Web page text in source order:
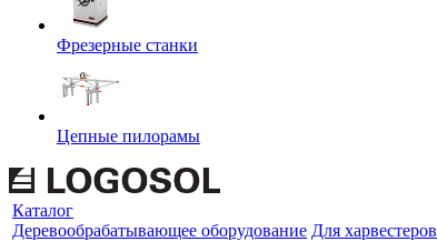
Фрезерные станки
Цепные пилорамы
Каталог
Деревообрабатывающее оборудование Для харвестеров